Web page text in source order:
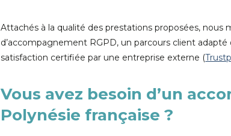
Attachés à la qualité des prestations proposées,
d’accompagnement RGPD, un parcours client
satisfaction certifiée par une entreprise externe (
Vous avez besoin d’un
Polynésie française ?